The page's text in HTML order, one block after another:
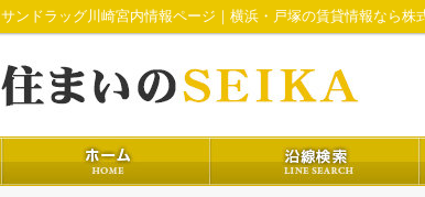
サンドラッグ川崎宮内情報ページ｜横浜・戸塚の賃貸情報なら株